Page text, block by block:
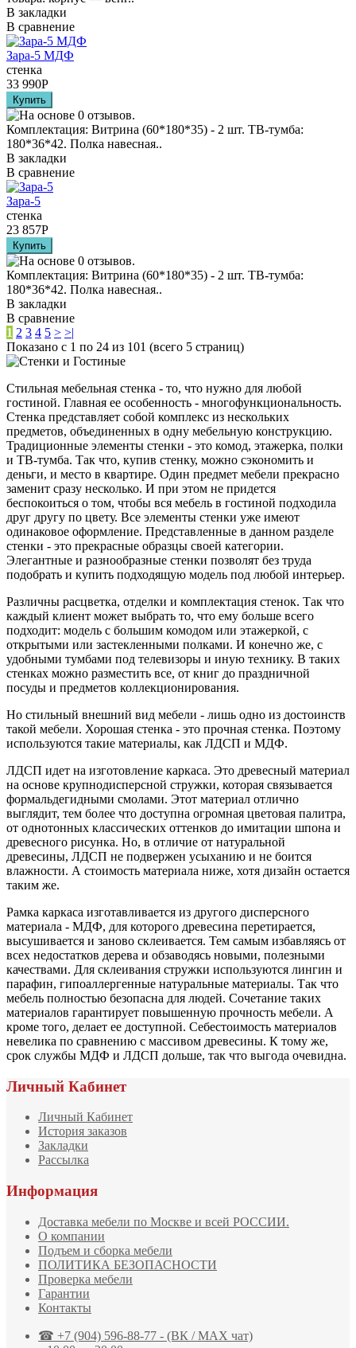
В закладки
В сравнение
Зара-5 МДФ
стенка
33 990Р
Комплектация: Витрина (60*180*35) - 2 шт. ТВ-тумба:
180*36*42. Полка навесная..
В закладки
В сравнение
Зара-5
стенка
23 857Р
Комплектация: Витрина (60*180*35) - 2 шт. ТВ-тумба:
180*36*42. Полка навесная..
В закладки
В сравнение
1 2 3 4 5 > >|
Показано с 1 по 24 из 101 (всего 5 страниц)
Стильная мебельная стенка - то, что нужно для любой
гостиной. Главная ее особенность - многофункциональность.
Стенка представляет собой комплекс из нескольких
предметов, объединенных в одну мебельную конструкцию.
Традиционные элементы стенки - это комод, этажерка, полки
и ТВ-тумба. Так что, купив стенку, можно сэкономить и
деньги, и место в квартире. Один предмет мебели прекрасно
заменит сразу несколько. И при этом не придется
беспокоиться о том, чтобы вся мебель в гостиной подходила
друг другу по цвету. Все элементы стенки уже имеют
одинаковое оформление. Представленные в данном разделе
стенки - это прекрасные образцы своей категории.
Элегантные и разнообразные стенки позволят без труда
подобрать и купить подходящую модель под любой интерьер.
Различны расцветка, отделки и комплектация стенок. Так что
каждый клиент может выбрать то, что ему больше всего
подходит: модель с большим комодом или этажеркой, с
открытыми или застекленными полками. И конечно же, с
удобными тумбами под телевизоры и иную технику. В таких
стенках можно разместить все, от книг до праздничной
посуды и предметов коллекционирования.
Но стильный внешний вид мебели - лишь одно из достоинств
такой мебели. Хорошая стенка - это прочная стенка. Поэтому
используются такие материалы, как ЛДСП и МДФ.
ЛДСП идет на изготовление каркаса. Это древесный материал
на основе крупнодисперсной стружки, которая связывается
формальдегидными смолами. Этот материал отлично
выглядит, тем более что доступна огромная цветовая палитра,
от однотонных классических оттенков до имитации шпона и
древесного рисунка. Но, в отличие от натуральной
древесины, ЛДСП не подвержен усыханию и не боится
влажности. А стоимость материала ниже, хотя дизайн остается
таким же.
Рамка каркаса изготавливается из другого дисперсного
материала - МДФ, для которого древесина перетирается,
высушивается и заново склеивается. Тем самым избавляясь от
всех недостатков дерева и обзаводясь новыми, полезными
качествами. Для склеивания стружки используются лингин и
парафин, гипоаллергенные натуральные материалы. Так что
мебель полностью безопасна для людей. Сочетание таких
материалов гарантирует повышенную прочность мебели. А
кроме того, делает ее доступной. Себестоимость материалов
невелика по сравнению с массивом древесины. К тому же,
срок службы МДФ и ЛДСП дольше, так что выгода очевидна.
Личный Кабинет
Личный Кабинет
История заказов
Закладки
Рассылка
Информация
Доставка мебели по Москве и всей РОССИИ.
О компании
Подъем и сборка мебели
ПОЛИТИКА БЕЗОПАСНОСТИ
Проверка мебели
Гарантии
Контакты
☎ +7 (904) 596-88-77 - (ВК / MAX чат)